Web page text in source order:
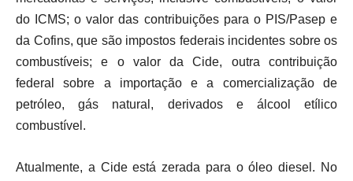
do ICMS; o valor das contribuições para o PIS/Pasep e
da Cofins, que são impostos federais incidentes sobre os
combustíveis; e o valor da Cide, outra contribuição
federal sobre a importação e a comercialização de
petróleo, gás natural, derivados e álcool etílico
combustível.
Atualmente, a Cide está zerada para o óleo diesel. No